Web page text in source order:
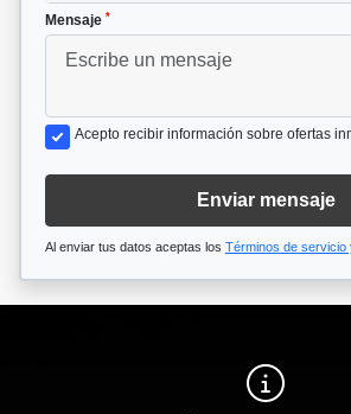
Mensaje *
Acepto recibir información sobre ofertas
Enviar mensaje
Al enviar tus datos aceptas los Términos de servicio